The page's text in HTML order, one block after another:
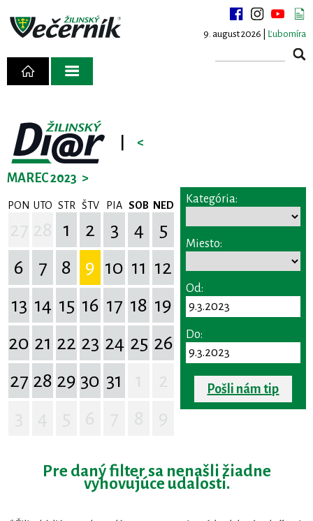
9. august 2026 | Ľubomíra
<
MAREC 2023 >
PON UTO STR ŠTV PIA SOB NED
1 2 3 4
5
6
7 8 9 10 11 12
13 14 15 16 17 18 19
20 21 22 23 24 25 26
27 28 29 30 31
Kategória:
Miesto:
Od:
Do:
Pošli nám tip
Pre daný filter sa nenašli žiadne
vyhovujúce udalosti.